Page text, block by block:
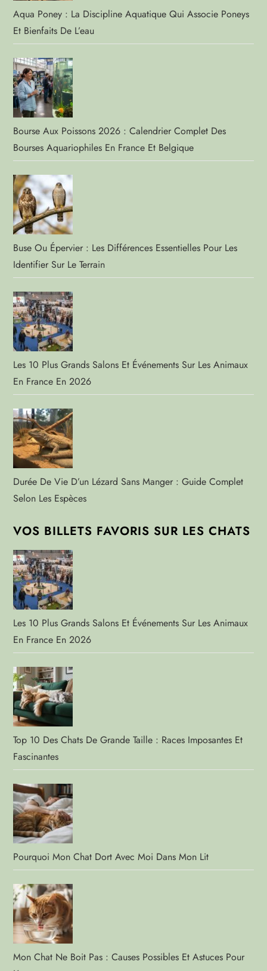
Aqua Poney : La Discipline Aquatique Qui Associe Poneys
Et Bienfaits De L’eau
Bourse Aux Poissons 2026 : Calendrier Complet Des
Bourses Aquariophiles En France Et Belgique
Buse Ou Épervier : Les Différences Essentielles Pour Les
Identifier Sur Le Terrain
Les 10 Plus Grands Salons Et Événements Sur Les Animaux
En France En 2026
Durée De Vie D’un Lézard Sans Manger : Guide Complet
Selon Les Espèces
VOS BILLETS FAVORIS SUR LES CHATS
Les 10 Plus Grands Salons Et Événements Sur Les Animaux
En France En 2026
Top 10 Des Chats De Grande Taille : Races Imposantes Et
Fascinantes
Pourquoi Mon Chat Dort Avec Moi Dans Mon Lit
Mon Chat Ne Boit Pas : Causes Possibles Et Astuces Pour